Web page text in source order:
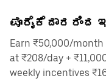
Earn ₹50,000/
at ₹208/day +
weekly incentives